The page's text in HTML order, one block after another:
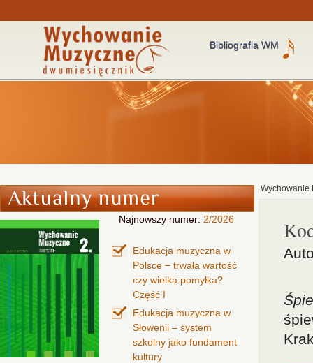
Bibliografia WM
Najnowszy numer: 2/2026
Edukacja muzyczna w
Polsce − trwała wartość
czy wielka pomyłka?
Część I
Edukacja muzyczna w
Słowenii – system
szkolny jako fundament
kultury
Wychowanie